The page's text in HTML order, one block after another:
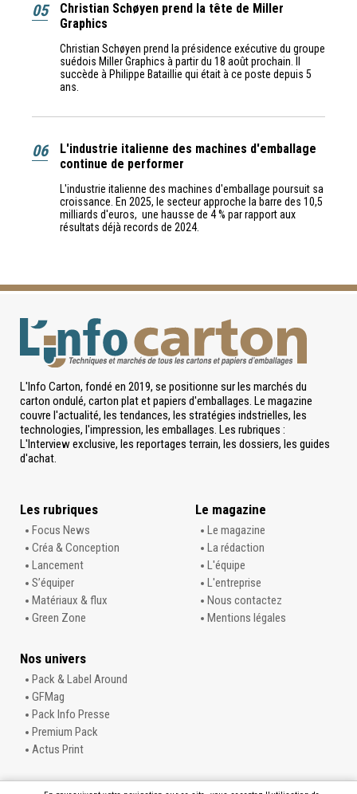
05
Christian Schøyen prend la tête de Miller
Graphics
Christian Schøyen prend la présidence exécutive du groupe
suédois Miller Graphics à partir du 18 août prochain. Il
succède à Philippe Bataillie qui était à ce poste depuis 5
ans.
06
L'industrie italienne des machines d'emballage
continue de performer
L'industrie italienne des machines d'emballage poursuit sa
croissance. En 2025, le secteur approche la barre des 10,5
milliards d'euros, une hausse de 4 % par rapport aux
résultats déjà records de 2024.
L'Info Carton, fondé en 2019, se positionne sur les marchés du
carton ondulé, carton plat et papiers d'emballages. Le magazine
couvre l'actualité, les tendances, les stratégies indstrielles, les
technologies, l'impression, les emballages. Les rubriques :
L'Interview exclusive, les reportages terrain, les dossiers, les guides
d'achat.
Les rubriques
Focus News
Créa & Conception
Lancement
S’équiper
Matériaux & flux
Green Zone
Le magazine
Le magazine
La rédaction
L'équipe
L'entreprise
Nous contactez
Mentions légales
Nos univers
Pack & Label Around
GFMag
Pack Info Presse
Premium Pack
Actus Print